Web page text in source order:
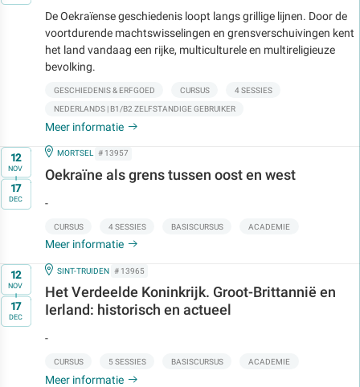
De Oekraïense geschiedenis loopt langs grillige lijnen. Door de
voortdurende machtswisselingen en grensverschuivingen kent
het land vandaag een rijke, multiculturele en multireligieuze
bevolking.
GESCHIEDENIS & ERFGOED CURSUS 4 SESSIES
NEDERLANDS | B1/B2 ZELFSTANDIGE GEBRUIKER
Meer informatie
Op12
NOV
t/m17
DEC
IN
MORTSEL # 13957
Oekraïne als grens tussen oost en west
-
CURSUS 4 SESSIES BASISCURSUS ACADEMIE
Meer informatie
Op12
NOV
t/m17
DEC
IN
SINT-TRUIDEN # 13965
Het Verdeelde Koninkrijk. Groot-Brittannië en
Ierland: historisch en actueel
-
CURSUS 5 SESSIES BASISCURSUS ACADEMIE
Meer informatie